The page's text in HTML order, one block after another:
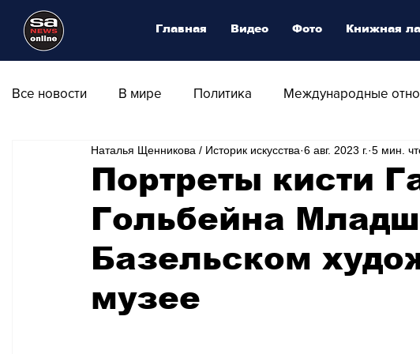
Все новости В мире Политика Международные
Общество Армия Аналитика Наука и
Культура Магия искусства Swiss
Портреты кисти
Гольбейна
Базельском
музее
Наталья Щенникова / Историк искусства 6 авг. 2023 г. 5 мин.
Главная Видео Фото Книжная